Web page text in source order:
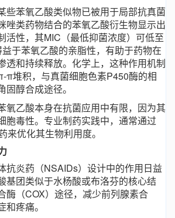
些苯氧乙酸类似物已被用于局部抗真菌
唑类药物结合的苯氧乙酸衍生物显示出
活性，其MIC（最低抑菌浓度）可低至
于苯氧乙酸的亲脂性，有助于药物在
透和持续释放。化学上，这种作用机制
π堆积，与真菌细胞色素P450酶的相
醇合成途径。
氧乙酸本身在抗菌应用中有限，因为其
胞毒性。专业制药实践中，通常通过
来优化其生物利用度。
抗炎药（NSAIDs）设计中的作用日益
基团类似于水杨酸或布洛芬的核心结
酶（COX）途径，减少前列腺素合
疼痛。